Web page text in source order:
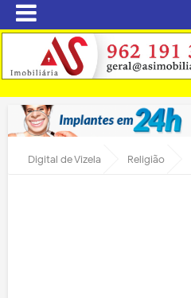
Digital de Vizela Religião